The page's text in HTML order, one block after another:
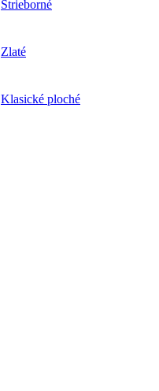
Strieborné
Zlaté
Klasické ploché